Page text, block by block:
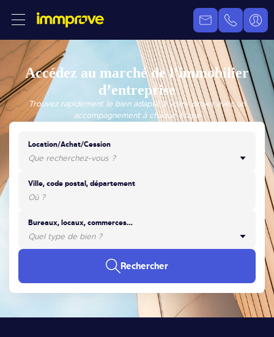
Accédez au marché de l’immobilier
d’entreprise
Trouvez rapidement le bien adapté à votre projet avec un
accompagnement à chaque étape
Location/Achat/Cession
Ville, code postal, département
Bureaux, locaux, commerces…
Rechercher